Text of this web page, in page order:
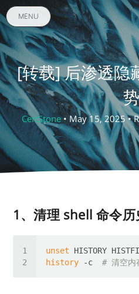
MENU
[转载] 后渗透隐
势
CertStone• May 15, 2025 •
1、清理 shell 命令历
unset HISTORY
history -c # 清空内